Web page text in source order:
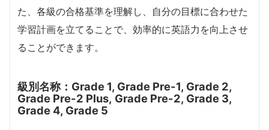
た、各級の合格基準を理解し、自分の目標に合わせた
学習計画を立てることで、効率的に英語力を向上させ
ることができます。
級別名称：Grade 1, Grade Pre-1, Grade 2,
Grade Pre-2 Plus, Grade Pre-2, Grade 3,
Grade 4, Grade 5